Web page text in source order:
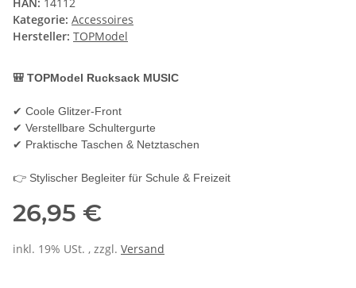
Kategorie: Accessoires
Hersteller: TOPModel
🎒 TOPModel Rucksack MUSIC
✔ Coole Glitzer-Front
✔ Verstellbare Schultergurte
✔ Praktische Taschen & Netztaschen
👉 Stylischer Begleiter für Schule & Freizeit
26,95 €
inkl. 19% USt. , zzgl. Versand